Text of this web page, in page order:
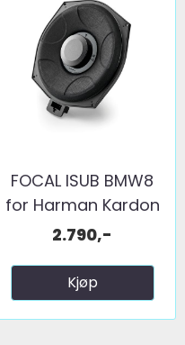
FOCAL ISUB BMW8
for Harman Kardon
2.790,-
Kjøp